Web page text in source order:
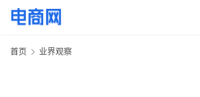
首页 业界观察